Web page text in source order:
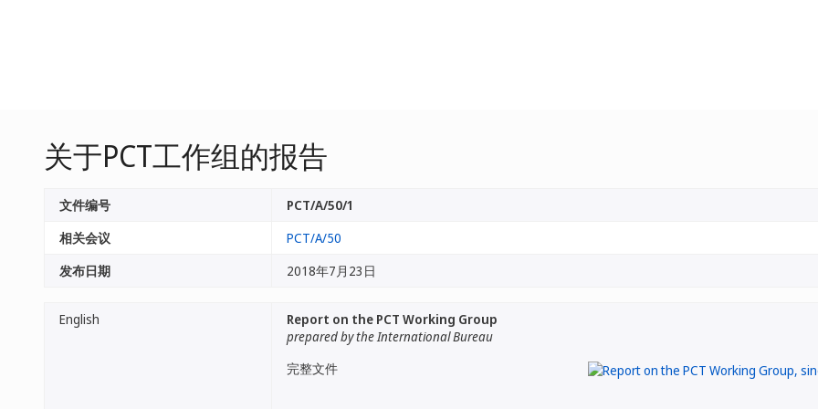
关于PCT工作组的报告
文件编号
PCT/A/50/1
相关会议
PCT/A/50
发布日期
2018年7月23日
English
Report on the PCT Working Group
prepared by the International Bureau
完整文件